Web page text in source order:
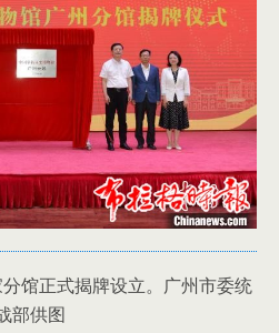
馆正式揭牌设立。广州市委统
部供图